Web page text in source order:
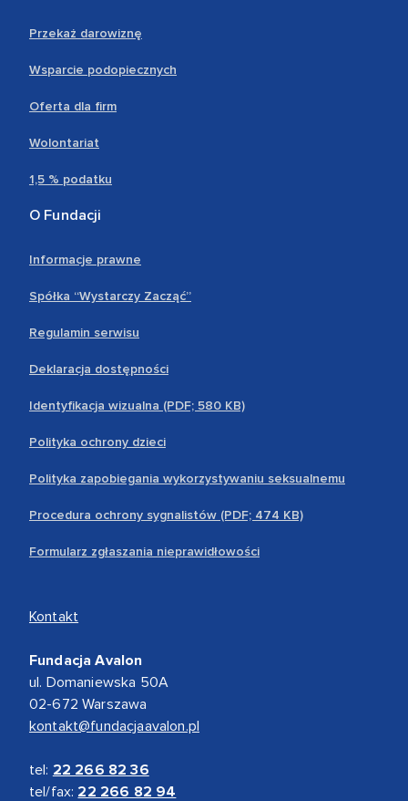
Przekaż darowiznę
Wsparcie podopiecznych
Oferta dla firm
Wolontariat
1,5 % podatku
O Fundacji
Informacje prawne
Spółka “Wystarczy Zacząć”
Regulamin serwisu
Deklaracja dostępności
Identyfikacja wizualna (PDF; 580 KB)
Polityka ochrony dzieci
Polityka zapobiegania wykorzystywaniu seksualnemu
Procedura ochrony sygnalistów (PDF; 474 KB)
Formularz zgłaszania nieprawidłowości
Kontakt
Fundacja Avalon
ul. Domaniewska 50A
02-672 Warszawa
kontakt@fundacjaavalon.pl
tel: 22 266 82 36
tel/fax: 22 266 82 94